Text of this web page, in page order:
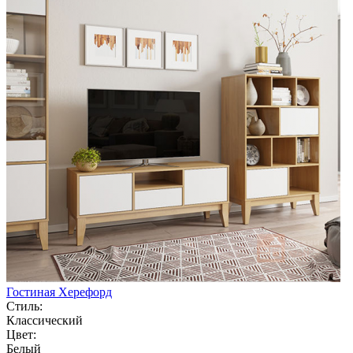
Гостиная Херефорд
Стиль:
Классический
Цвет:
Белый